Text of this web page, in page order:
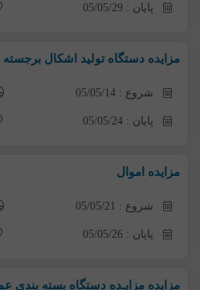
پایان : 05/05/29
مزایده دستگاه تولید اشکال برجسته
شروع : 05/05/14
پایان : 05/05/24
مزایده اموال
شروع : 05/05/21
پایان : 05/05/26
مزایده مزایـده دستگاه بسته بندی